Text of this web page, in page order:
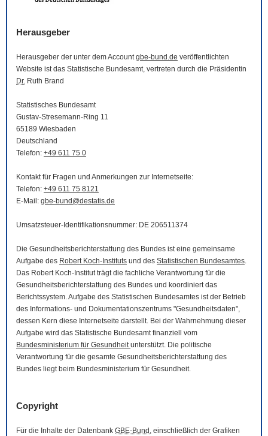
Herausgeber
Herausgeber der unter dem Accountgbe-bund.de veröffentlichten
Website ist das Statistische Bundesamt, vertreten durch die Präsidentin
Dr. Ruth Brand
Statistisches Bundesamt
Gustav-Stresemann-Ring 11
65189 Wiesbaden
Deutschland
Telefon: +49 611 75 0
Kontakt für Fragen und Anmerkungen zur Internetseite:
Telefon: +49 611 75 8121
E-Mail : gbe-bund@destatis.de
Umsatzsteuer-Identifikationsnummer: DE 206511374
Die Gesundheitsberichterstattung des Bundes ist eine gemeinsame
Aufgabe des Robert Koch-Instituts und des Statistischen Bundesamtes.
Das Robert Koch-Institut trägt die fachliche Verantwortung für die
Gesundheitsberichterstattung des Bundes und koordiniert das
Berichtssystem. Aufgabe des Statistischen Bundesamtes ist der Betrieb
des Informations- und Dokumentationszentrums "Gesundheitsdaten",
dessen Kern diese Internetseite darstellt. Bei der Wahrnehmung dieser
Aufgabe wird das Statistische Bundesamt finanziell vom
Bundesministerium für Gesundheitunterstützt. Die politische
Verantwortung für die gesamte Gesundheitsberichterstattung des
Bundes liegt beim Bundesministerium für Gesundheit.
Copyright
Für die Inhalte der Datenbank GBE-Bund , einschließlich der Grafiken